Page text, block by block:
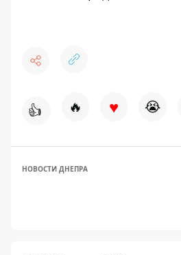
👍 🔥 ♥ 😭
НОВОСТИ ДНЕПРА